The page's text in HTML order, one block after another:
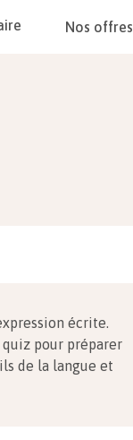
Nos offres
écrite.
pour préparer
de la langue et